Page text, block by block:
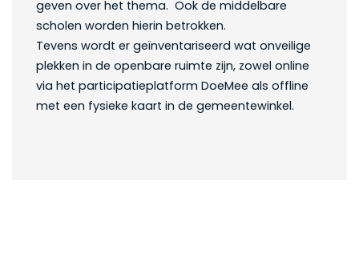
geven over het thema. Ook de middelbare
scholen worden hierin betrokken.
Tevens wordt er geïnventariseerd wat onveilige
plekken in de openbare ruimte zijn, zowel online
via het participatieplatform DoeMee als offline
met een fysieke kaart in de gemeentewinkel.